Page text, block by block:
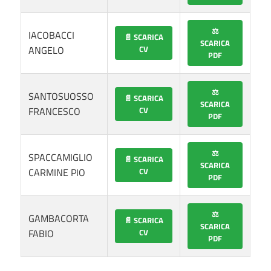
IACOBACCI
ANGELO
📄 SCARICA
CV
⚖️
SCARICA
PDF
SANTOSUOSSO
FRANCESCO
📄 SCARICA
CV
⚖️
SCARICA
PDF
SPACCAMIGLIO
CARMINE PIO
📄 SCARICA
CV
⚖️
SCARICA
PDF
GAMBACORTA
FABIO
📄 SCARICA
CV
⚖️
SCARICA
PDF